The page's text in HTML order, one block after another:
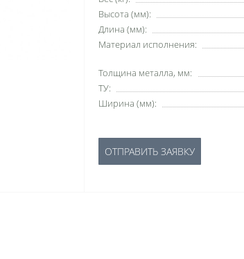
Высота (мм):
Длина (мм):
Материал исполнения:
Толщина металла, мм:
ТУ:
Ширина (мм):
ОТПРАВИТЬ ЗАЯВКУ